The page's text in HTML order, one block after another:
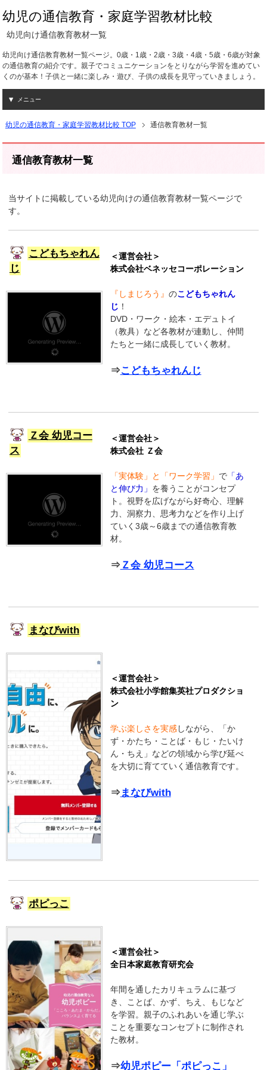
幼児の通信教育・家庭学習教材比較
幼児向け通信教育教材一覧
幼児向け通信教育教材一覧ページ。0歳・1歳・2歳・3歳・4歳・5歳・6歳が対象
の通信教育の紹介です。親子でコミュニケーションをとりながら学習を進めてい
くのが基本！子供と一緒に楽しみ・遊び、子供の成長を見守っていきましょう。
メニュー
幼児の通信教育・家庭学習教材比較 TOP 通信教育教材一覧
通信教育教材一覧
当サイトに掲載している幼児向けの通信教育教材一覧ページで
す。
こどもちゃれん
じ
＜運営会社＞
株式会社ベネッセコーポレーション
『しまじろう』 のこどもちゃれん
じ ！
DVD・ワーク・絵本・エデュトイ
（教具）など各教材が連動し、仲間
たちと一緒に成長していく教材。
⇒こどもちゃれんじ
Ｚ会 幼児コー
ス
＜運営会社＞
株式会社 Ｚ会
「実体験」と「ワーク学習」 で「あ
と伸び力」 を養うことがコンセプ
ト。視野を広げながら好奇心、理解
力、洞察力、思考力などを作り上げ
ていく3歳～6歳までの通信教育教
材。
⇒Ｚ会 幼児コース
まなびwith
＜運営会社＞
株式会社小学館集英社プロダクショ
ン
学ぶ楽しさを実感しながら、「か
ず・かたち・ことば・もじ・たいけ
ん・ちえ」などの領域から学び延べ
を大切に育てていく通信教育です。
⇒まなびwith
ポピっこ
＜運営会社＞
全日本家庭教育研究会
年間を通したカリキュラムに基づ
き、ことば、かず、ちえ、もじなど
を学習。親子のふれあいを通じ学ぶ
ことを重要なコンセプトに制作され
た教材。
⇒幼児ポピー「ポピっこ」